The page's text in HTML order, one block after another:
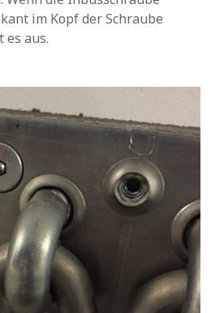
im Kopf der Schraube
aus.